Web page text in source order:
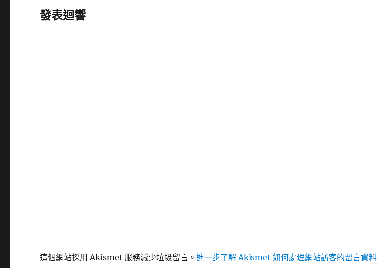
發表迴響
這個網站採用 Akismet 服務減少垃圾留言。進一步了解 Akismet 如何處理網站訪客的留言資料